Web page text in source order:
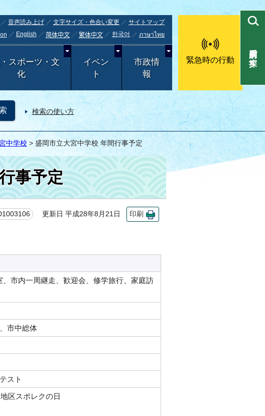
音声読み上げ 文字サイズ・色合い変更
サイトマップ
English 简体中文 繁体中文 한국어 ภาษาไทย
スポーツ・文
化
イベン
ト
市政情
報
緊急時の行動
検索の使い方
目的別で探す
中学校> 盛岡市立大宮中学校 年間行事予定
事予定
更新日 平成28年8月21日 印刷
市内一周継走、歓迎会、修学旅行、家庭訪
市中総体
スト
区スポレクの日